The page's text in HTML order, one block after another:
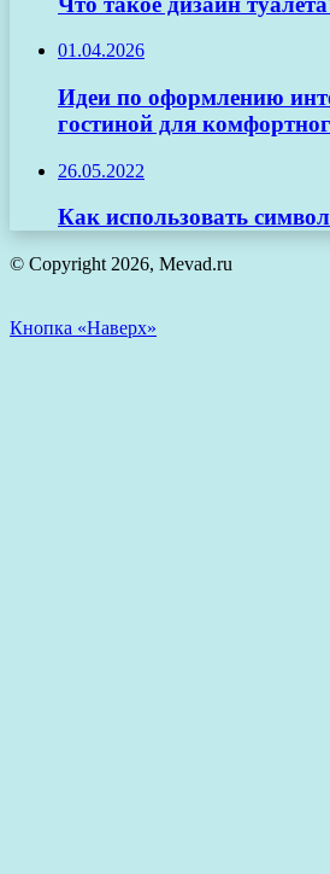
01.04.2026
Идеи по оформлению
гостиной для
26.05.2022
Как использовать
© Copyright 2026, Mevad.ru
Кнопка «Наверх»